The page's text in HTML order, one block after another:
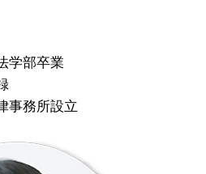
学部卒業
事務所設立